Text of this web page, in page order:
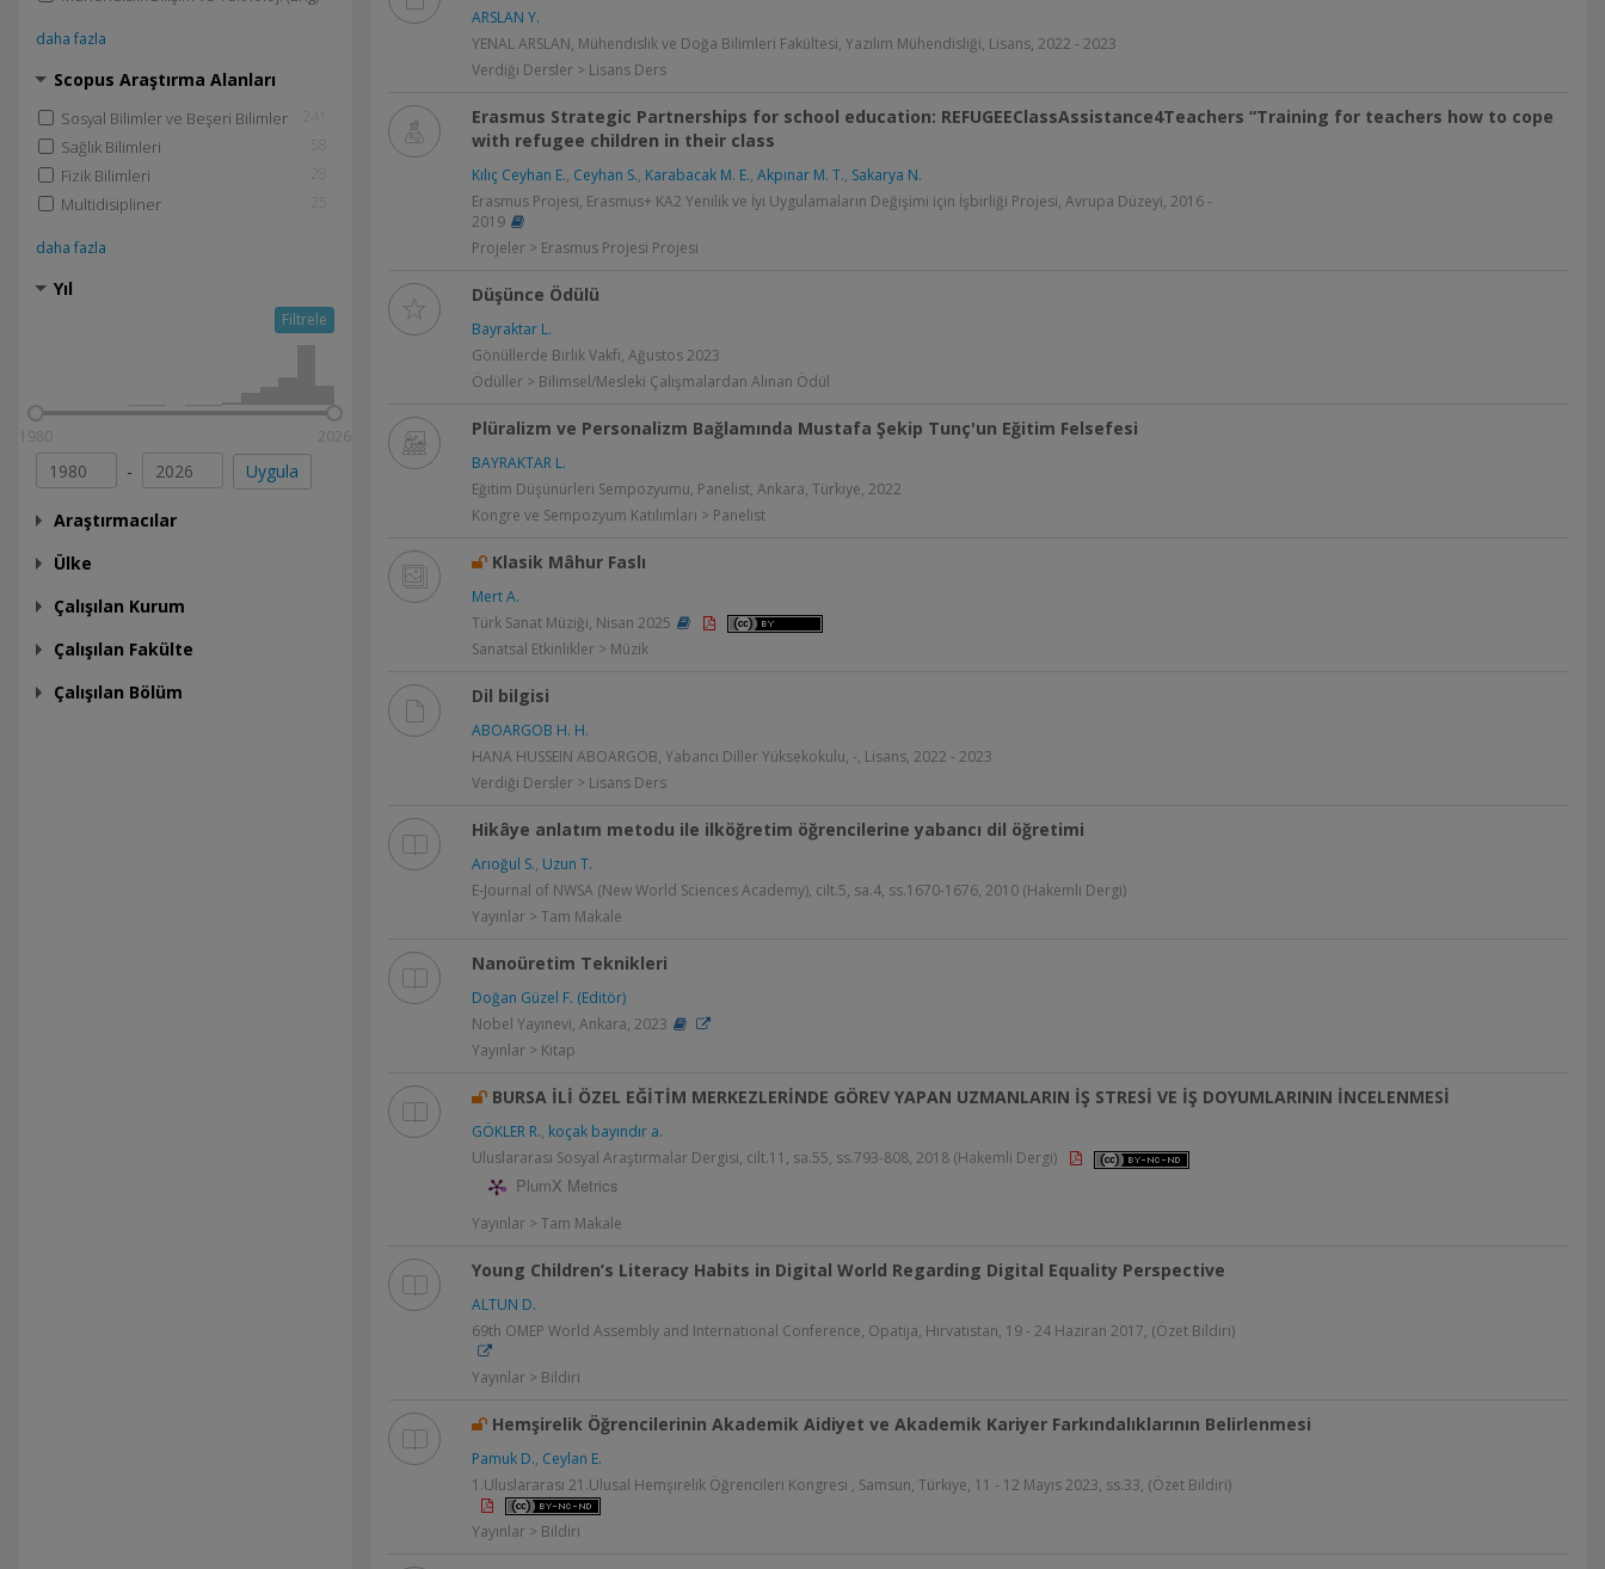
daha fazla
Scopus Araştırma Alanları
Sosyal Bilimler ve Beşeri Bilimler
Sağlık Bilimleri
Fizik Bilimleri
Multidisipliner
daha fazla
Yıl
Filtrele
1980 2026
- Uygula
Araştırmacılar
Ülke
Çalışılan Kurum
Çalışılan Fakülte
Çalışılan Bölüm
ARSLAN Y.
YENAL ARSLAN, Mühendislik ve Doğa Bilimleri Fakültesi, Yazılım Mühendisliği, Lisans, 2022 - 2023
Verdiği Dersler > Lisans Ders
Erasmus Strategic Partnerships for school education: REFUGEEClassAssistance4Teachers “Training for teachers how to cope
with refugee children in their class
Kılıç Ceyhan E., Ceyhan S., Karabacak M. E., Akpınar M. T., Sakarya N.
Erasmus Projesi, Erasmus+ KA2 Yenilik ve İyi Uygulamaların Değişimi için İşbirliği Projesi, Avrupa Düzeyi, 2016 -
2019
Projeler > Erasmus Projesi Projesi
Düşünce Ödülü
Bayraktar L.
Gönüllerde Birlik Vakfı, Ağustos 2023
Ödüller > Bilimsel/Mesleki Çalışmalardan Alınan Ödül
Plüralizm ve Personalizm Bağlamında Mustafa Şekip Tunç'un Eğitim Felsefesi
BAYRAKTAR L.
Eğitim Düşünürleri Sempozyumu, Panelist, Ankara, Türkiye, 2022
Kongre ve Sempozyum Katılımları > Panelist
Klasik Mâhur Faslı
Mert A.
Türk Sanat Müziği, Nisan 2025
Sanatsal Etkinlikler > Müzik
Dil bilgisi
ABOARGOB H. H.
HANA HUSSEIN ABOARGOB, Yabancı Diller Yüksekokulu, -, Lisans, 2022 - 2023
Verdiği Dersler > Lisans Ders
Hikâye anlatım metodu ile ilköğretim öğrencilerine yabancı dil öğretimi
Arıoğul S., Uzun T.
E-Journal of NWSA (New World Sciences Academy), cilt.5, sa.4, ss.1670-1676, 2010 (Hakemli Dergi)
Yayınlar > Tam Makale
Nanoüretim Teknikleri
Doğan Güzel F. (Editör)
Nobel Yayınevi, Ankara, 2023
Yayınlar > Kitap
BURSA İLİ ÖZEL EĞİTİM MERKEZLERİNDE GÖREV YAPAN UZMANLARIN İŞ STRESİ VE İŞ DOYUMLARININ İNCELENMESİ
GÖKLER R., koçak bayındır a.
Uluslararası Sosyal Araştırmalar Dergisi, cilt.11, sa.55, ss.793-808, 2018 (Hakemli Dergi)
PlumX Metrics
Yayınlar > Tam Makale
Young Children’s Literacy Habits in Digital World Regarding Digital Equality Perspective
ALTUN D.
69th OMEP World Assembly and International Conference, Opatija, Hırvatistan, 19 - 24 Haziran 2017, (Özet Bildiri)
Yayınlar > Bildiri
Hemşirelik Öğrencilerinin Akademik Aidiyet ve Akademik Kariyer Farkındalıklarının Belirlenmesi
Pamuk D., Ceylan E.
1.Uluslararası 21.Ulusal Hemşirelik Öğrencileri Kongresi , Samsun, Türkiye, 11 - 12 Mayıs 2023, ss.33, (Özet Bildiri)
Yayınlar > Bildiri